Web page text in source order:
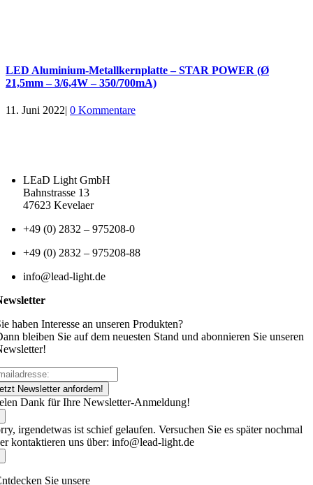
LED Aluminium-Metallkernplatte – STAR POWER (Ø
21,5mm – 3/6,4W – 350/700mA)
11. Juni 2022| 0 Kommentare
LEaD Light GmbH
Bahnstrasse 13
47623 Kevelaer
+49 (0) 2832 – 975208-0
+49 (0) 2832 – 975208-88
info@lead-light.de
haben Interesse an unseren Produkten?
bleiben Sie auf dem neuesten Stand und abonnieren Sie unseren
Newsletter anfordern!
Dank für Ihre Newsletter-Anmeldung!
irgendetwas ist schief gelaufen. Versuchen Sie es später nochmal
kontaktieren uns über: info@lead-light.de
Sie unsere